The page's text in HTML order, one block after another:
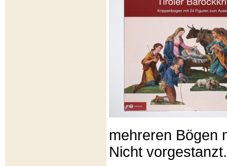
mehreren Bögen
Nicht vorgestanzt.